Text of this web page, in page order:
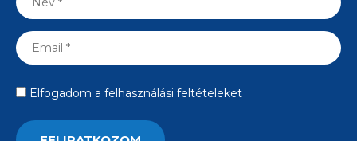
Elfogadom a felhasználási feltételeket